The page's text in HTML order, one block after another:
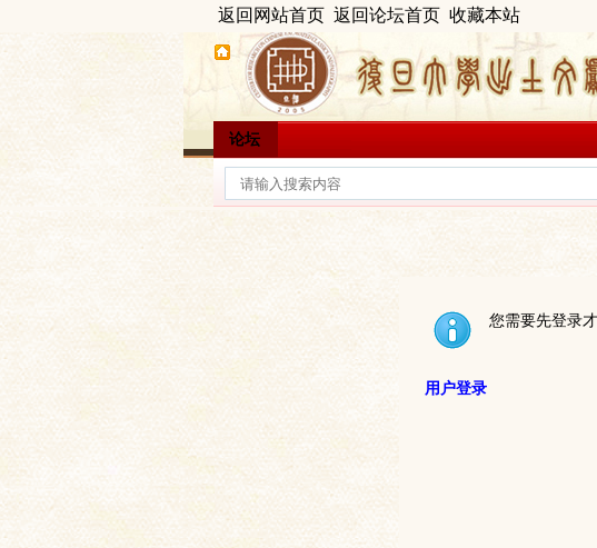
返回网站首页 返回论坛首页 收藏本站
论坛
您需要先登录
用户登录